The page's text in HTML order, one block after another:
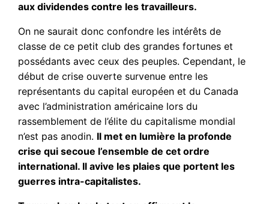
aux dividendes contre les travailleurs.
On ne saurait donc confondre les intérêts de
classe de ce petit club des grandes fortunes et
possédants avec ceux des peuples. Cependant, le
début de crise ouverte survenue entre les
représentants du capital européen et du Canada
avec l’administration américaine lors du
rassemblement de l’élite du capitalisme mondial
n’est pas anodin. Il met en lumière la profonde
crise qui secoue l’ensemble de cet ordre
international. Il avive les plaies que portent les
guerres intra-capitalistes.